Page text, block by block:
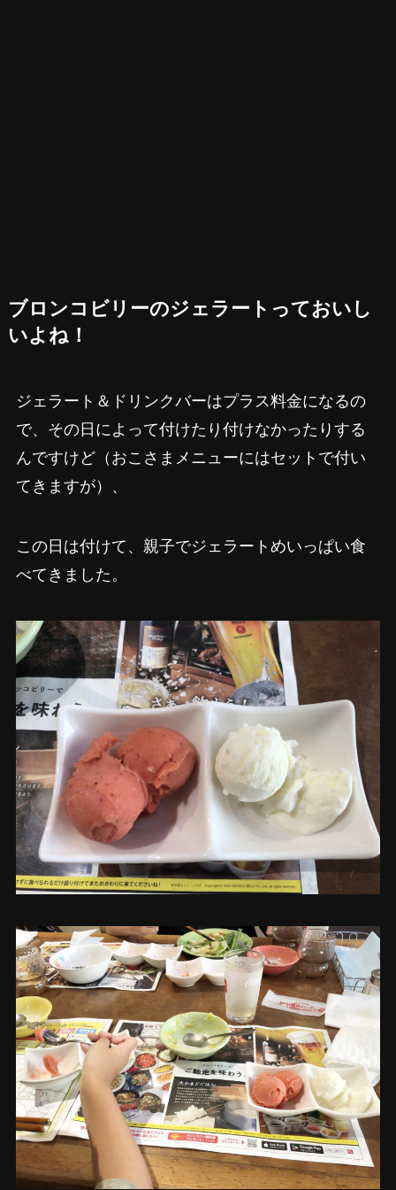
ブロンコビリーのジェラートっておいし
いよね！
ジェラート＆ドリンクバーはプラス料金になるの
で、その日によって付けたり付けなかったりする
んですけど（おこさまメニューにはセットで付い
てきますが）、
この日は付けて、親子でジェラートめいっぱい食
べてきました。